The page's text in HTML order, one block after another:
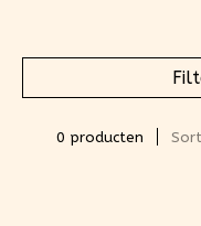
0 producten